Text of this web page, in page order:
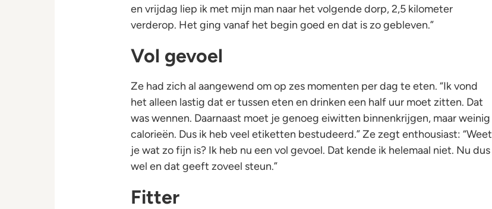
en vrijdag liep ik met mijn man naar het volgende dorp, 2,5 kilometer
verderop. Het ging vanaf het begin goed en dat is zo gebleven.”
Vol gevoel
Ze had zich al aangewend om op zes momenten per dag te eten. “Ik vond
het alleen lastig dat er tussen eten en drinken een half uur moet zitten. Dat
was wennen. Daarnaast moet je genoeg eiwitten binnenkrijgen, maar weinig
calorieën. Dus ik heb veel etiketten bestudeerd.” Ze zegt enthousiast: “Weet
je wat zo fijn is? Ik heb nu een vol gevoel. Dat kende ik helemaal niet. Nu dus
wel en dat geeft zoveel steun.”
Fitter